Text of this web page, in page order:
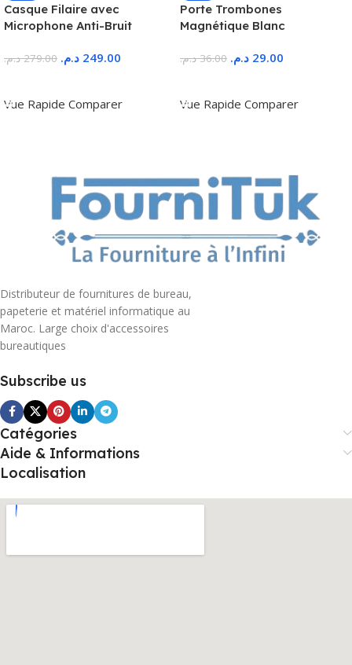
Casque Filaire avec
Microphone Anti-Bruit
279.00 د.م. 249.00 د.م.
Vue Rapide Comparer
Porte Trombones
Magnétique Blanc
36.00 د.م. 29.00 د.م.
Vue Rapide Comparer
Distributeur de fournitures de bureau,
papeterie et matériel informatique au
Maroc. Large choix d'accessoires
bureautiques
Subscribe us
Catégories
Aide & Informations
Localisation